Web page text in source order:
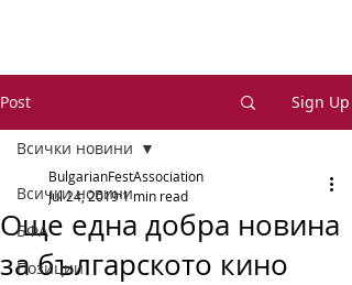
Post Sign Up
Всички новини
БФА
Позиции
Всички новини
Още една добра новина
за българското кино
BulgarianFestAssociation
Jul 24, 2019 1 min read